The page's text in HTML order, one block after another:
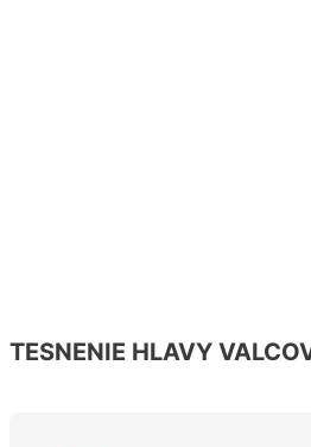
TESNENIE HLAVY